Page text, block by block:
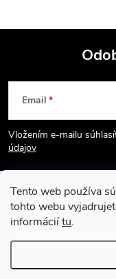
Tento web používa
tohto webu
informáciítu.
Z
á
p
ä
Email
Vložením e-mailu
údajov
Copyright 2026